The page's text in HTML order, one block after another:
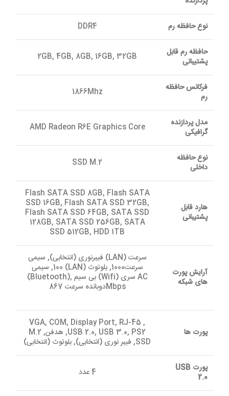
نوع حافظه رم DDR4
حافظه رم قابل
پشتیبانی 2GB, 4GB, 8GB, 16GB, 32GB
فرکانس حافظه
رم 1866Mhz
مدل پردازنده
گرافیکی AMD Radeon R6E Graphics Core
نوع حافظه
داخلی SSD M.2
هارد قابل
پشتیبانی
Flash SATA SSD 8GB, Flash SATA
SSD 16GB, Flash SATA SSD 32GB,
Flash SATA SSD 64GB, SATA SSD
128GB, SATA SSD 256GB, SATA
SSD 512GB, HDD 1TB
آرایش پورت
های شبکه
فیبرنوری (انتخابی), سیمی (LAN) سرعت
100, سیمی (LAN) سرعت1000, بلوتوث
(Bluetooth), بی سیم (Wifi) سری AC
دوبانده سرعت 867Mbps
پورت ها
VGA, COM, Display Port, RJ-45 ,
USB 2.0, USB 3.0, PS2, هدفن, M.2
SSD, فیبر نوری (انتخابی), بلوتوث (انتخابی)
پورت USB
2.0 4 عدد